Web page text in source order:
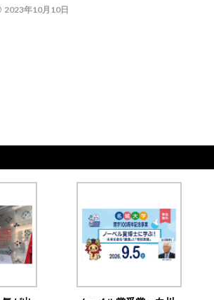
2023年10月10日